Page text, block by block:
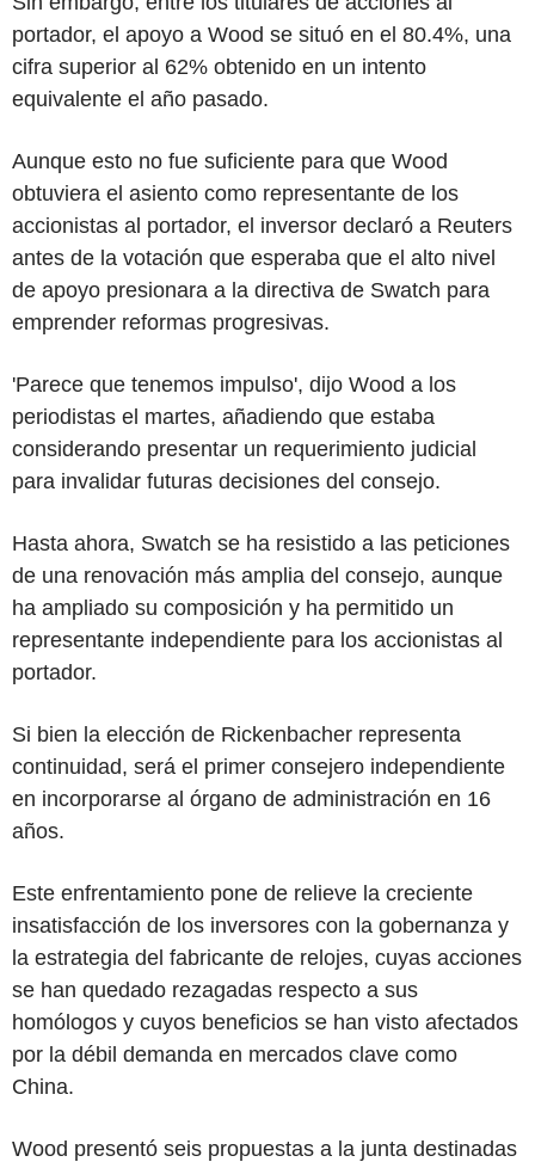
portador, el apoyo a Wood se situó en el 80.4%, una
cifra superior al 62% obtenido en un intento
equivalente el año pasado.
Aunque esto no fue suficiente para que Wood
obtuviera el asiento como representante de los
accionistas al portador, el inversor declaró a Reuters
antes de la votación que esperaba que el alto nivel
de apoyo presionara a la directiva de Swatch para
emprender reformas progresivas.
'Parece que tenemos impulso', dijo Wood a los
periodistas el martes, añadiendo que estaba
considerando presentar un requerimiento judicial
para invalidar futuras decisiones del consejo.
Hasta ahora, Swatch se ha resistido a las peticiones
de una renovación más amplia del consejo, aunque
ha ampliado su composición y ha permitido un
representante independiente para los accionistas al
portador.
Si bien la elección de Rickenbacher representa
continuidad, será el primer consejero independiente
en incorporarse al órgano de administración en 16
años.
Este enfrentamiento pone de relieve la creciente
insatisfacción de los inversores con la gobernanza y
la estrategia del fabricante de relojes, cuyas acciones
se han quedado rezagadas respecto a sus
homólogos y cuyos beneficios se han visto afectados
por la débil demanda en mercados clave como
China.
Wood presentó seis propuestas a la junta destinadas